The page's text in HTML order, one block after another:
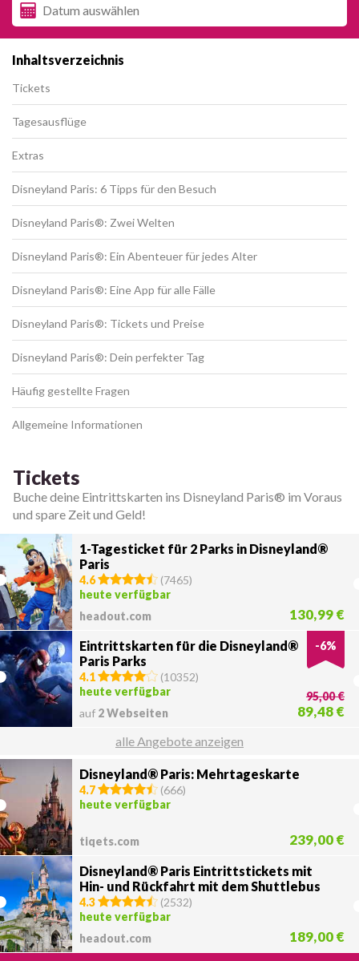
Inhaltsverzeichnis
Tickets
Tagesausflüge
Extras
Disneyland Paris: 6 Tipps für den Besuch
Disneyland Paris®: Zwei Welten
Disneyland Paris®: Ein Abenteuer für jedes Alter
Disneyland Paris®: Eine App für alle Fälle
Disneyland Paris®: Tickets und Preise
Disneyland Paris®: Dein perfekter Tag
Häufig gestellte Fragen
Allgemeine Informationen
Tickets
Buche deine Eintrittskarten ins Disneyland Paris® im Voraus
und spare Zeit und Geld!
1-Tagesticket für 2 Parks in Disneyland®
Paris
4.6 (7465)
heute verfügbar
headout.com
130,99 €
Eintrittskarten für die Disneyland®
Paris Parks
-6%
4.1 (10352)
heute verfügbar
auf 2 Webseiten
95,00 €
89,48 €
alle Angebote anzeigen
Disneyland® Paris: Mehrtageskarte
4.7 (666)
heute verfügbar
tiqets.com 239,00 €
Disneyland® Paris Eintrittstickets mit
Hin- und Rückfahrt mit dem Shuttlebus
vom Zentrum von Paris
4.3 (2532)
heute verfügbar
headout.com
189,00 €